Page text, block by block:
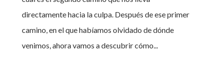
directamente hacia la culpa. Después de ese primer
camino, en el que habíamos olvidado de dónde
venimos, ahora vamos a descubrir cómo...